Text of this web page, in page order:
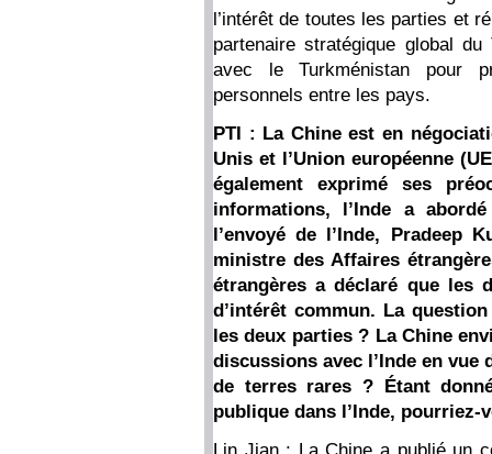
l’intérêt de toutes les parties et
partenaire stratégique global
avec le Turkménistan pour
personnels entre les pays.
PTI : La Chine est en
Unis et l’Union européenne
également exprimé ses
informations, l’Inde a
l’envoyé de l’Inde, Pradeep
ministre des Affaires
étrangères a déclaré que les
d’intérêt commun. La
les deux parties ? La Chine
discussions avec l’Inde en
de terres rares ? Étant
publique dans l’Inde,
Lin Jian : La Chine a publié un